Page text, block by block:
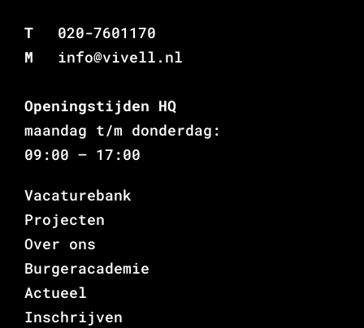
T
020-7601170
M
info@vivell.nl
Openingstijden HQ
maandag t/m donderdag:
09:00 – 17:00
Vacaturebank
Projecten
Over ons
Burgeracademie
Actueel
Inschrijven